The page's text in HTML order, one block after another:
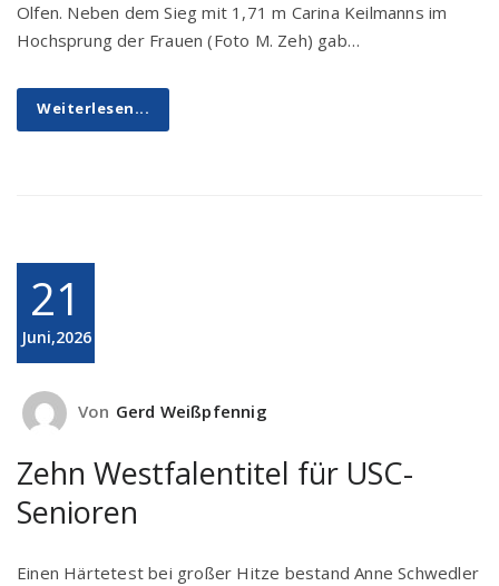
Olfen. Neben dem Sieg mit 1,71 m Carina Keilmanns im
Hochsprung der Frauen (Foto M. Zeh) gab…
Weiterlesen...
21
Juni,2026
Von Gerd Weißpfennig
Zehn Westfalentitel für USC-
Senioren
Einen Härtetest bei großer Hitze bestand Anne Schwedler